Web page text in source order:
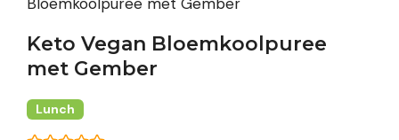
Keto Vegan Bloemkoolpuree
met Gember
Lunch